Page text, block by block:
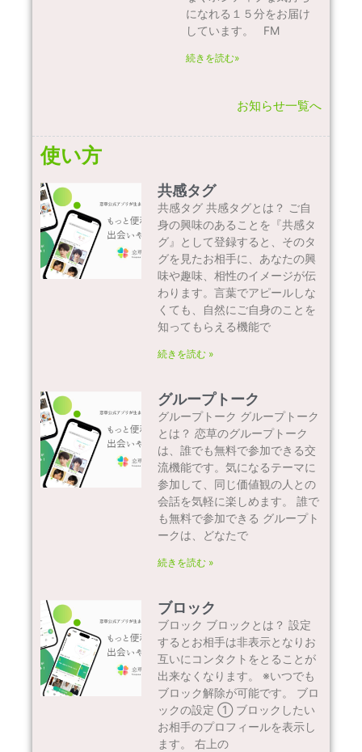
になれる１５分をお届け
しています。 FM
続きを読む»
お知らせ一覧へ
使い方
共感タグ
共感タグ 共感タグとは？ ご自
身の興味のあることを『共感タ
グ』として登録すると、そのタ
グを見たお相手に、あなたの興
味や趣味、相性のイメージが伝
わります。言葉でアピールしな
くても、自然にご自身のことを
知ってもらえる機能で
続きを読む »
グループトーク
グループトーク グループトーク
とは？ 恋草のグループトーク
は、誰でも無料で参加できる交
流機能です。気になるテーマに
参加して、同じ価値観の人との
会話を気軽に楽しめます。 誰で
も無料で参加できる グループト
ークは、どなたで
続きを読む »
ブロック
ブロック ブロックとは？ 設定
するとお相手は非表示となりお
互いにコンタクトをとることが
出来なくなります。 ※いつでも
ブロック解除が可能です。 ブロ
ックの設定 ① ブロックしたい
お相手のプロフィールを表示し
ます。 右上の